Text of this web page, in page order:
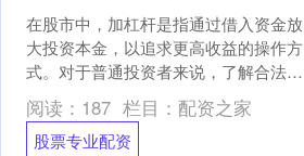
在股市中，加杠杆是指通过借入资金放
大投资本金，以追求更高收益的操作方
式。对于普通投资者来说，了解合法途
径和风险至关重要。本文将介绍两种合
规的股票加杠杆方式，并提....
阅读： 187 栏目： 配资之家
股票专业配资